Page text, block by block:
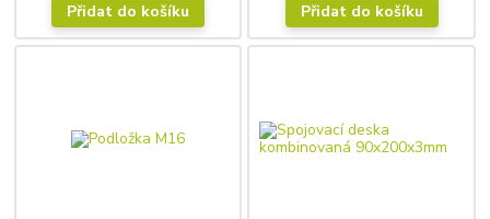
Přidat do košíku Přidat do košíku